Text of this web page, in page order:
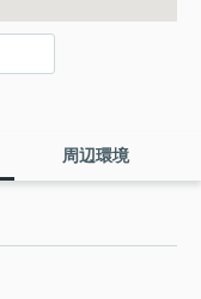
周辺環境